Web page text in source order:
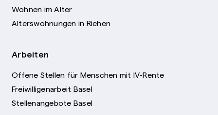
Wohnen im Alter
Alterswohnungen in Riehen
Arbeiten
Offene Stellen für Menschen mit IV-Rente
Freiwilligenarbeit Basel
Stellenangebote Basel